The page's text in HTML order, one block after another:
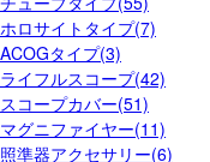
ホロサイトタイプ(7)
ACOGタイプ(3)
ライフルスコープ(42)
スコープカバー(51)
マグニファイヤー(11)
照準器アクセサリー(6)